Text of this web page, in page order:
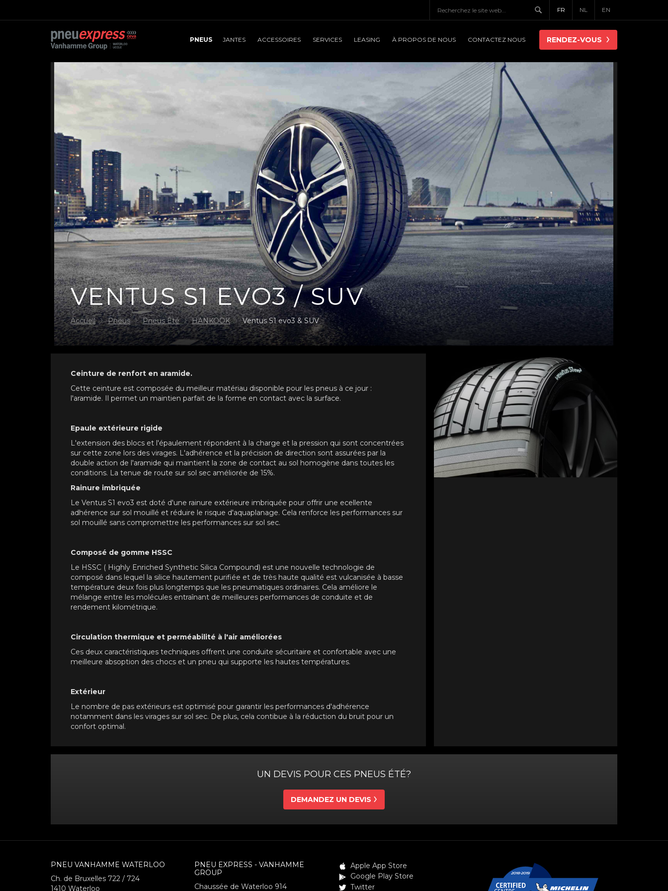
FR NL EN
JANTES
ACCESSOIRES SERVICES LEASING À PROPOS DE NOUS CONTACTEZ NOUS RENDEZ-VOUS
VENTUS S1 EVO3 / SUV
Accueil Pneus Pneus Été HANKOOK Ventus S1 evo3 & SUV
Ceinture de renfort en aramide.
Cette ceinture est composée du meilleur matériau disponible pour les pneus à ce jour :
l'aramide. Il permet un maintien parfait de la forme en contact avec la surface.
Epaule extérieure rigide
L'extension des blocs et l'épaulement répondent à la charge et la pression qui sont concentrées
sur cette zone lors des virages. L'adhérence et la précision de direction sont assurées par la
double action de l'aramide qui maintient la zone de contact au sol homogène dans toutes les
conditions. La tenue de route sur sol sec améliorée de 15%.
Rainure imbriquée
Le Ventus S1 evo3 est doté d'une rainure extérieure imbriquée pour offrir une ecellente
adhérence sur sol mouillé et réduire le risque d'aquaplanage. Cela renforce les performances sur
sol mouillé sans compromettre les performances sur sol sec.
Composé de gomme HSSC
Le HSSC ( Highly Enriched Synthetic Silica Compound) est une nouvelle technologie de
composé dans lequel la silice hautement purifiée et de très haute qualité est vulcanisée à basse
température deux fois plus longtemps que les pneumatiques ordinaires. Cela améliore le
mélange entre les molécules entraînant de meilleures performances de conduite et de
rendement kilométrique.
Circulation thermique et perméabilité à l'air améliorées
Ces deux caractéristiques techniques offrent une conduite sécuritaire et confortable avec une
meilleure absoption des chocs et un pneu qui supporte les hautes températures.
Extérieur
Le nombre de pas extérieurs est optimisé pour garantir les performances d'adhérence
notamment dans les virages sur sol sec. De plus, cela contibue à la réduction du bruit pour un
confort optimal.
UN DEVIS POUR CES PNEUS ÉTÉ?
DEMANDEZ UN DEVIS
PNEU VANHAMME WATERLOO
Ch. de Bruxelles 722 / 724
1410 Waterloo
PNEU EXPRESS - VANHAMME
GROUP
Chaussée de Waterloo 914
Apple App Store
Google Play Store
Twitter